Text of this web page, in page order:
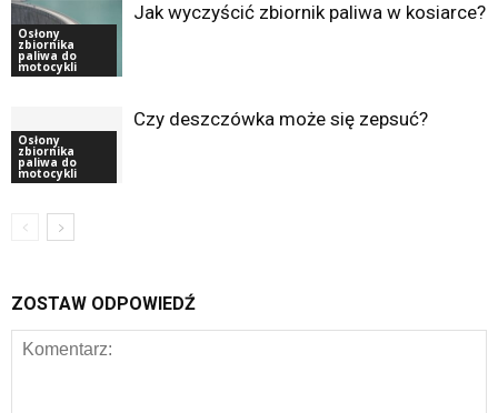
Osłony
zbiornika
paliwa do
motocykli
Jak wyczyścić zbiornik paliwa w kosiarce?
Osłony
zbiornika
paliwa do
motocykli
Czy deszczówka może się zepsuć?
ZOSTAW ODPOWIEDŹ